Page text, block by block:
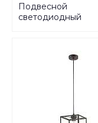
Подвесной
светодиодный